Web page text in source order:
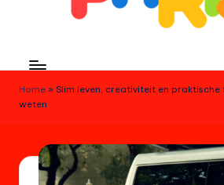
ri
1
Home » Slim leven, creativiteit en
weten